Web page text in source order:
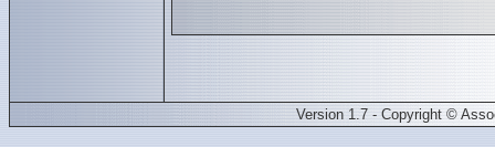
Version 1.7 - Copyright ©